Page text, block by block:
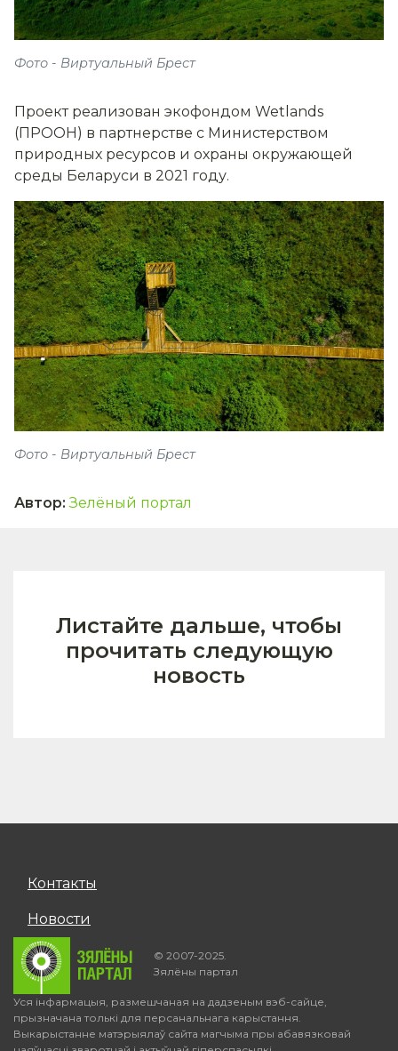
Фото - Виртуальный Брест
Проект реализован экофондом Wetlands
(ПРООН) в партнерстве с Министерством
природных ресурсов и охраны окружающей
среды Беларуси в 2021 году.
Фото - Виртуальный Брест
Автор: Зелёный портал
Листайте дальше, чтобы
прочитать следующую
новость
Контакты
Новости
© 2007-2025.
Зялёны партал
Уся інфармацыя, размешчаная на дадзеным вэб-сайце,
прызначана толькі для персанальнага карыстання.
Выкарыстанне матэрыялаў сайта магчыма пры абавязковай